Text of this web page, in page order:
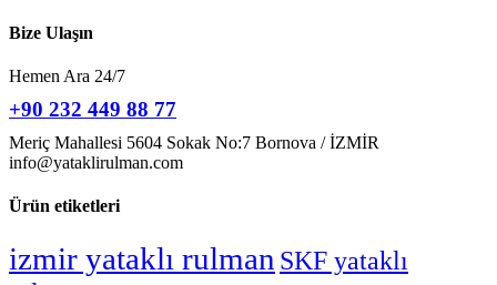
Bize Ulaşın
Hemen Ara 24/7
+90 232 449 88 77
Meriç Mahallesi 5604 Sokak No:7 Bornova / İZMİR
info@yataklirulman.com
Ürün etiketleri
izmir yataklı rulman SKF yataklı